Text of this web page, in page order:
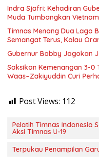
Indra Sjafri: Kehadiran
Muda Tumbangkan Vietnam
Timnas Menang Dua Laga
Semangat Terus, Kalau
Gubernur Bobby Jagokan
Saksikan Kemenangan 3-0
Waas–Zakiyuddin Curi
Post Views: 112
Pelatih Timnas Indonesia
Aksi Timnas U-19
Terpukau Penampilan